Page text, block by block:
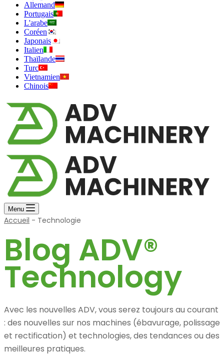
Allemand
Portugais
L'arabe
Coréen
Japonais
Italien
Thaïlande
Turc
Vietnamien
Chinois
Menu
Accueil - Technologie
Blog ADV®
Technology
Avec les nouvelles ADV, vous serez toujours au courant
: des nouvelles sur nos machines (ébavurage, polissage
et rectification) et technologies, des tendances ou des
meilleures pratiques.